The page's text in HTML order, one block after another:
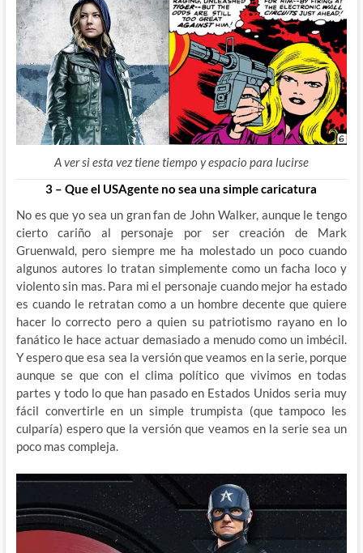
A ver si esta vez tiene tiempo y espacio para lucirse
3 – Que el USAgente no sea una simple caricatura
No es que yo sea un gran fan de John Walker, aunque le tengo
cierto cariño al personaje por ser creación de Mark
Gruenwald, pero siempre me ha molestado un poco cuando
algunos autores lo tratan simplemente como un facha loco y
violento sin mas. Para mi el personaje cuando mejor ha estado
es cuando le retratan como a un hombre decente que quiere
hacer lo correcto pero a quien su patriotismo rayano en lo
fanático le hace actuar demasiado a menudo como un imbécil.
Y espero que esa sea la versión que veamos en la serie, porque
aunque se que con el clima político que vivimos en todas
partes y todo lo que han pasado en Estados Unidos seria muy
fácil convertirle en un simple trumpista (que tampoco les
culparía) espero que la versión que veamos en la serie sea un
poco mas compleja.